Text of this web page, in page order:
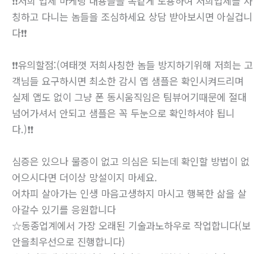
칭하고 다니는 놈들을 조심하세요 상담 받아보시면 아실겁니
다❗❗
❗❗유의할점:(여태껏 저희사칭한 놈들 방지하기위해 저희는 고
객님들 요구하시면 최소한 감시 앱 샘플은 확인시켜드리며
실제 앱도 없이 그냥 폰 동시움직임은 팀뷰어기때문에 절대
넘어가셔서 안되고 샘플은 꼭 두눈으로 확인하셔야 됩니
다.)❗❗
심증은 있으나 물증이 없고 의심은 되는데 확인할 방법이 없
어으시다면 더이상 망설이지 마세요.
어차피 살아가는 인생 마음고생하지 마시고 행복한 삶을 살
아갈수 있기를 응원합니다
☆동종업계에서 가장 오래된 기술과노하우로 작업합니다(보
안을최우선으로 진행합니다)